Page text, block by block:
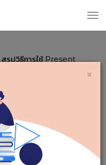
สรุปวิธีการใช้ Present
Perfect ×